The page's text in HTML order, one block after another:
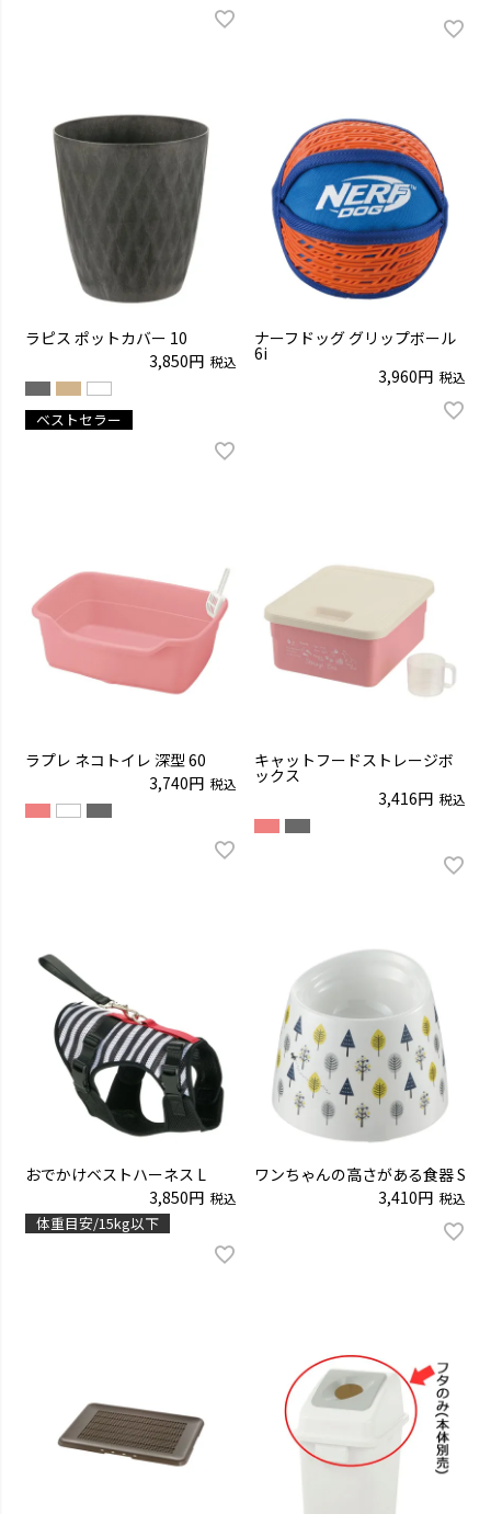
ラピス ポットカバー 10
3,850
税込
ベストセラー
ナーフドッグ グリップボール
6i
3,960
税込
ラプレ ネコトイレ 深型 60
3,740
税込
キャットフードストレージボ
ックス
3,416
税込
おでかけベストハーネス L
3,850
税込
体重目安/15kg以下
ワンちゃんの高さがある食器 S
3,410
税込